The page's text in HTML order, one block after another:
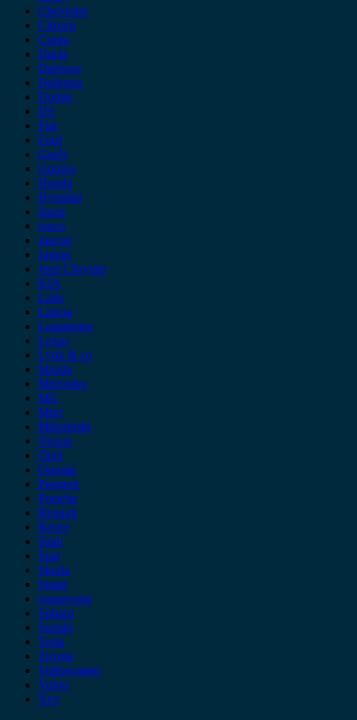
Chevrolet
Citroen
Cupra
Dacia
Daewoo
Daihatsu
Dodge
DS
Fiat
Ford
Geely
Gonow
Honda
Hyundai
Isuzu
iveco
Jaecoo
Jaguar
Jeep Chrysler
KIA
Lada
Lancia
Leapmotor
Lexus
Lynk & co
Mazda
Mercedes
MG
Mini
Mitsubishi
Nissan
Opel
Omoda
Peugeot
Porsche
Renault
Rover
Saab
Seat
Skoda
Smart
ssangyong
Subaru
Suzuki
Tesla
Toyota
Volkswagen
Volvo
Xev